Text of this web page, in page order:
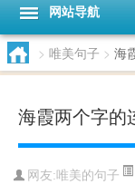
网站导航
> 唯美句子 > 海
海霞两个字的
网友: 唯美的句子